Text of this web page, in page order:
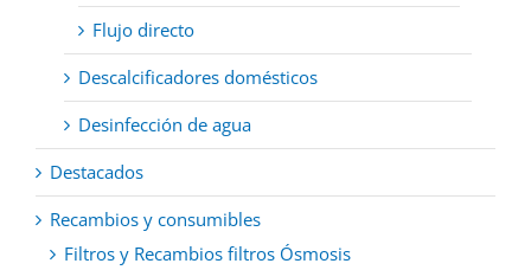
Flujo directo
Descalcificadores domésticos
Desinfección de agua
Destacados
Recambios y consumibles
Filtros y Recambios filtros Ósmosis